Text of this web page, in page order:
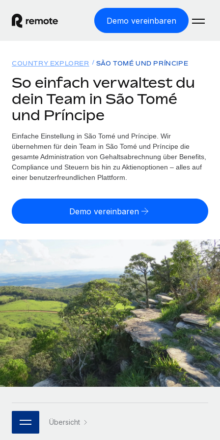
Demo vereinbaren
WELTWEITE BESCHÄFTIGUNG
Globale Payroll
Employer of Record
Weltweites Wachstum ohne Kosten für Niederlassungen
Contractor of Record
Contractor Management
Globales Onboarding und Verwalten von
Auslagern von komplexen HR-Aufgaben
INFRASTRUKTUR
Remote Embedded
Nahtlose Integration der HR in bestehende Abläufe
Plattform
Integrierte HR-Kernfunktionen für dein Team
Verknüpfen
Neu
MCP
Integrationen
Lösungen
WELTWEITE ABDECKUNG
Country Explorer
Länderspezifische Unterstützung bei der Einstellung
Explorer für US-Bundesstaaten
Vergleiche mit unseren Mitbewerbern
Agile HR- und Payroll-Lösungen für wachsende
Unternehmen
Mittelstand
Maßgeschneiderte HR-Lösungen, um Teams zu
vergrößern
Enterprise
Globale HR für Konzerne und Großunternehmen
Strategische Technologiepartner
Flexible Einbettung von Global-HR-Funktionen in deine
Plattform
Ressourcen
TOOLS UND RECHNER
Scheinselbstständigkeitsrisiko berechnen
Länderspezifische Einschätzung des
Personalkostenrechner
Honorarzahlungen berechnen
Informationen zu möglichen Währungen und
Abwicklungsfristen für globale Freelancer:innen
LERNEN MIT REMOTE
Forschung und Leitfäden
Fallstudien
HR-Glossar
Checklisten und Vorlagen
Bibliothek für Stellenbeschreibungen
Webinare
Preise
English
Nederlands
Deutsch
Español
Italiano
Português (Portugal)
日本語
한국어
COUNTRY EXPLORER SÃO TOMÉ UND PRÍNCIPE
So einfach verwaltest du
dein Team in São Tomé
und Príncipe
Einfache Einstellung in São Tomé und Príncipe. Wir
übernehmen für dein Team in São Tomé und Príncipe die
gesamte Administration von Gehaltsabrechnung über Benefits,
Compliance und Steuern bis hin zu Aktienoptionen – alles auf
einer benutzerfreundlichen Plattform.
Demo vereinbaren
Übersicht